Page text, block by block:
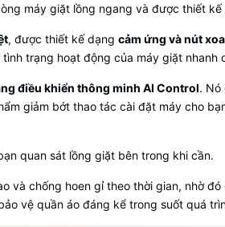
máy giặt lồng ngang và được thiết kế
, được thiết kế dạng cảm ứng và nút
trạng hoạt động của máy giặt nhanh
điều khiển thông minh AI Control. Nó
giảm bớt thao tác cài đặt máy cho
quan sát lồng giặt bên trong khi cần.
và chống hoen gỉ theo thời gian, nhờ
vệ quần áo đáng kể trong suốt quá